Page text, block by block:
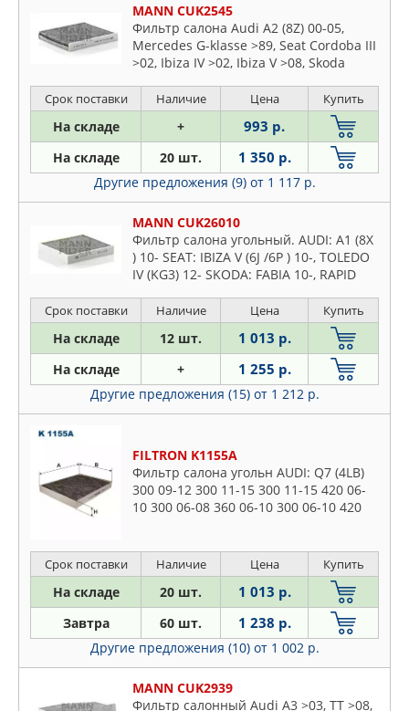
MANN CUK2545
Фильтр салона Audi A2 (8Z) 00-05,
Mercedes G-klasse >89, Seat Cordoba III
>02, Ibiza IV >02, Ibiza V >08, Skoda
Roomster >06
Срок поставки Наличие Цена Купить
На складе + 993 р.
На складе 20 шт. 1 350 р.
Другие предложения (9) от 1 117 р.
MANN CUK26010
Фильтр салона угольный. AUDI: A1 (8X
) 10- SEAT: IBIZA V (6J /6P ) 10-, TOLEDO
IV (KG3) 12- SKODA: FABIA 10-, RAPID
Срок поставки Наличие Цена Купить
На складе 12 шт. 1 013 р.
На складе + 1 255 р.
Другие предложения (15) от 1 212 р.
FILTRON K1155A
Фильтр салона угольн AUDI: Q7 (4LB)
300 09-12 300 11-15 300 11-15 420 06-
10 300 06-08 360 06-10 300 06-10 420
Срок поставки Наличие Цена Купить
На складе 20 шт. 1 013 р.
Завтра 60 шт. 1 238 р.
Другие предложения (10) от 1 002 р.
MANN CUK2939
Фильтр салонный Audi A3 >03, TT >08,